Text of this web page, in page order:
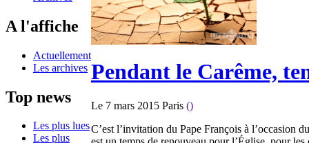
A l'affiche
Actuellement
Les archives
Top news
Les plus lues
Les plus
Pendant le Carême,
Le 7 mars 2015 Paris ()
C’est l’invitation du Pape François à l’occasion